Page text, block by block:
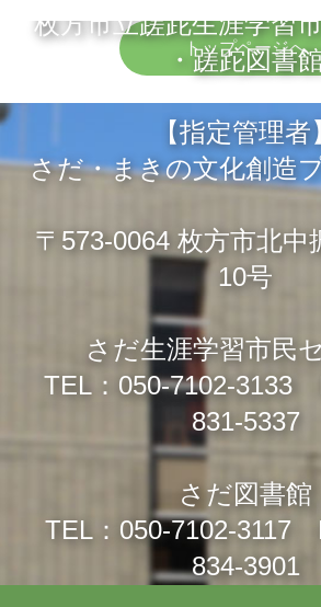
トップページへ
枚方市立蹉跎生涯学習
・蹉跎図書
【指定管理者
さだ・まきの文化創造
〒573-0064 枚方市北中
10号
さだ生涯学習市民
TEL：050-7102-3133
831-5337
さだ図書館
TEL：050-7102-3117
834-3901